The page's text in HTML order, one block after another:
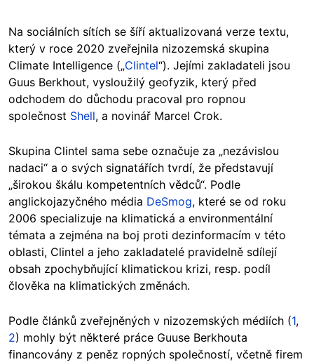
Na sociálních sítích se šíří aktualizovaná verze textu,
který v roce 2020 zveřejnila nizozemská skupina
Climate Intelligence („Clintel“). Jejími zakladateli jsou
Guus Berkhout, vysloužilý geofyzik, který před
odchodem do důchodu pracoval pro ropnou
společnost Shell, a novinář Marcel Crok.
Skupina Clintel sama sebe označuje za „nezávislou
nadaci“ a o svých signatářích tvrdí, že představují
„širokou škálu kompetentních vědců“. Podle
anglickojazyčného média DeSmog, které se od roku
2006 specializuje na klimatická a environmentální
témata a zejména na boj proti dezinformacím v této
oblasti, Clintel a jeho zakladatelé pravidelně sdílejí
obsah zpochybňující klimatickou krizi, resp. podíl
člověka na klimatických změnách.
Podle článků zveřejněných v nizozemských médiích (1,
2) mohly být některé práce Guuse Berkhouta
financovány z peněz ropných společností, včetně firem